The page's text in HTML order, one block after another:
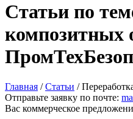
Статьи по
композитных
Главная /Статьи /
Отправьте заявку по почте:
Вас коммерческое